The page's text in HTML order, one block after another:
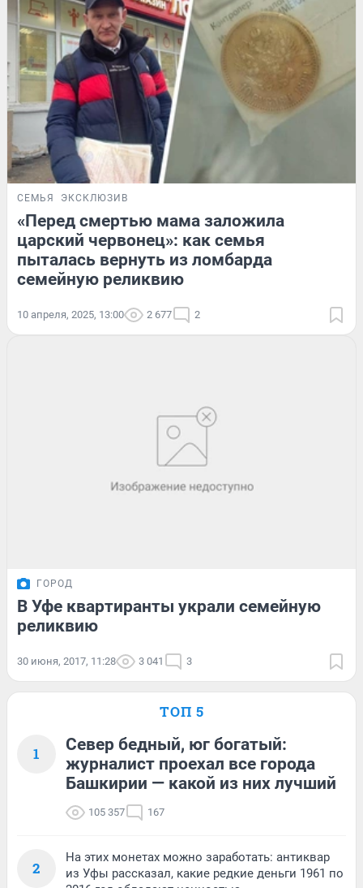
СЕМЬЯ ЭКСКЛЮЗИВ
«Перед смертью мама заложила
царский червонец»: как семья
пыталась вернуть из ломбарда
семейную реликвию
10 апреля, 2025, 13:00 2 677 2
ГОРОД
В Уфе квартиранты украли семейную
реликвию
30 июня, 2017, 11:28 3 041 3
ТОП 5
1
Север бедный, юг богатый:
журналист проехал все города
Башкирии — какой из них лучший
105 357 167
2
На этих монетах можно заработать: антиквар
из Уфы рассказал, какие редкие деньги 1961 по